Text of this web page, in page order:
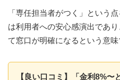
「専任担当者がつく」という
は利用者への安心感演出であ
て窓口が明確になるという意味
【良い口コミ】「金利8%〜